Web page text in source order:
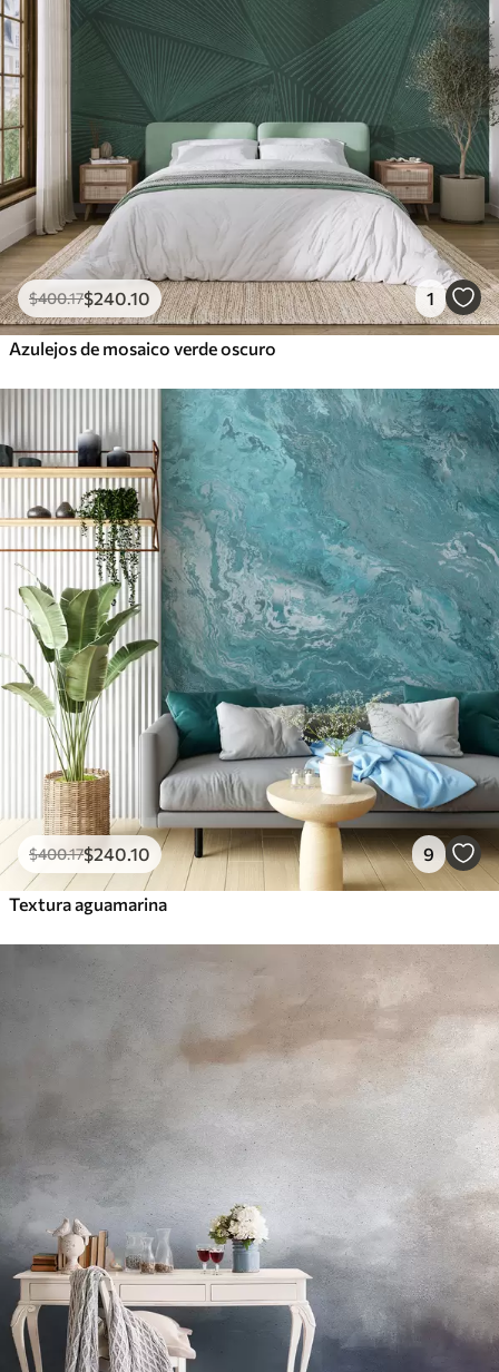
$400.17$240.10 1
Azulejos de mosaico verde oscuro
$400.17$240.10 9
Textura aguamarina